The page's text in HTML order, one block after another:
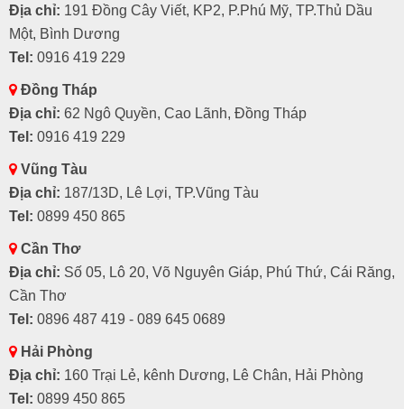
Địa chỉ: 191 Đồng Cây Viết, KP2, P.Phú Mỹ, TP.Thủ Dầu
Một, Bình Dương
Tel: 0916 419 229
Đồng Tháp
Địa chỉ: 62 Ngô Quyền, Cao Lãnh, Đồng Tháp
Tel: 0916 419 229
Vũng Tàu
Địa chỉ: 187/13D, Lê Lợi, TP.Vũng Tàu
Tel: 0899 450 865
Cần Thơ
Địa chỉ: Số 05, Lô 20, Võ Nguyên Giáp, Phú Thứ, Cái Răng,
Cần Thơ
Tel: 0896 487 419 - 089 645 0689
Hải Phòng
Địa chỉ: 160 Trại Lẻ, kênh Dương, Lê Chân, Hải Phòng
Tel: 0899 450 865